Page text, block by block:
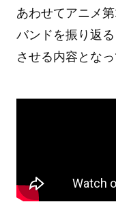
あわせてアニメ
バンドを振り返
させる内容となっ